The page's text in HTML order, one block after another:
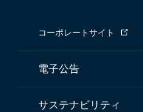
コーポレートサイト
電子公告
サステナビリティ